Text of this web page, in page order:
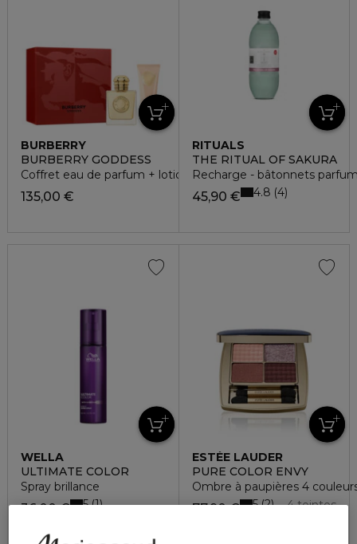
BURBERRY
BURBERRY GODDESS
Coffret eau de parfum + lotion pour le corps
135,00 €
RITUALS
THE RITUAL OF SAKURA
Recharge - bâtonnets
45,90 € 4.8 4
WELLA
PROFESSIONALS
ULTIMATE COLOR
Spray brillance
36,00 € 5 1
ESTÉE LAUDER
PURE COLOR ENVY
Ombre à paupières 4
77,90 € 4 teintes
5 2